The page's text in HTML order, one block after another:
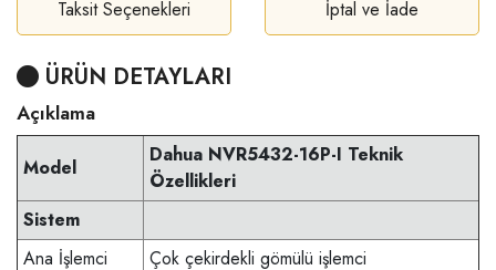
Taksit Seçenekleri İptal ve İade
ÜRÜN DETAYLARI
Açıklama
Model
Dahua NVR5432-16P-I Teknik
Özellikleri
Sistem
Ana İşlemci
Çok çekirdekli gömülü işlemci